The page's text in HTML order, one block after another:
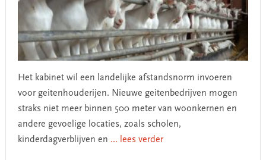
Het kabinet wil een landelijke afstandsnorm invoeren
voor geitenhouderijen. Nieuwe geitenbedrijven mogen
straks niet meer binnen 500 meter van woonkernen en
andere gevoelige locaties, zoals scholen,
kinderdagverblijven en ... lees verder